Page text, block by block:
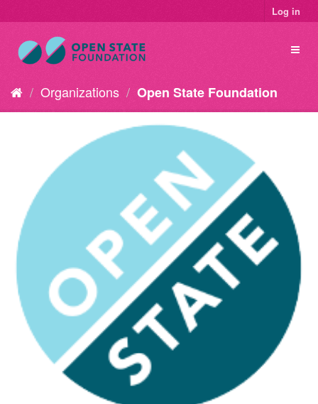
Log in
Organizations Open State Foundation